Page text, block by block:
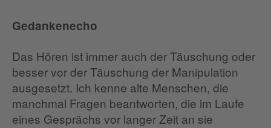
Gedankenecho
Das Hören ist immer auch der Täuschung oder
besser vor der Täuschung der Manipulation
ausgesetzt. Ich kenne alte Menschen, die
manchmal Fragen beantworten, die im Laufe
eines Gesprächs vor langer Zeit an sie